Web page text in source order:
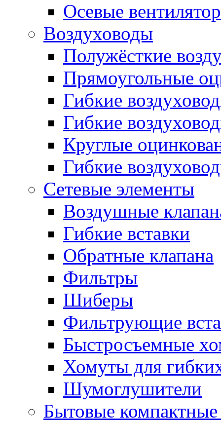
Осевые
Воздуховоды
Полужёсткие
Прямоугольные
Гибкие
Гибкие
Круглые
Гибкие
Сетевые элементы
Воздушные
Гибкие вставки
Обратные клапана
Фильтры
Шиберы
Фильтрующие
Быстросъемные
Хомуты для
Шумоглушители
Бытовые